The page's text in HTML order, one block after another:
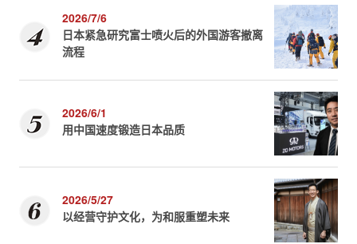
2026/7/6
日本紧急研究富士喷火后的外国游客撤离
流程
2026/6/1
用中国速度锻造日本品质
2026/5/27
以经营守护文化，为和服重塑未来